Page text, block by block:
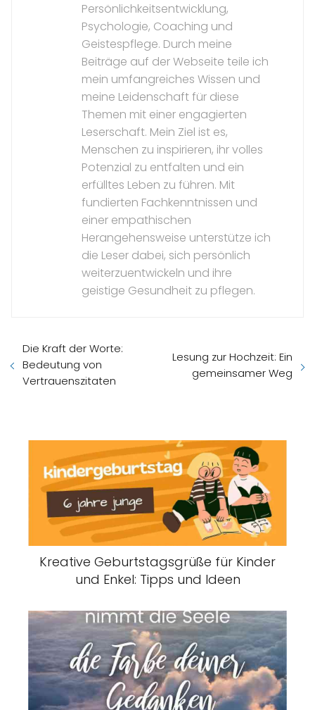
Persönlichkeitsentwicklung,
Psychologie, Coaching und
Geistespflege. Durch meine
Beiträge auf der Webseite teile ich
mein umfangreiches Wissen und
meine Leidenschaft für diese
Themen mit einer engagierten
Leserschaft. Mein Ziel ist es,
Menschen zu inspirieren, ihr volles
Potenzial zu entfalten und ein
erfülltes Leben zu führen. Mit
fundierten Fachkenntnissen und
einer empathischen
Herangehensweise unterstütze ich
die Leser dabei, sich persönlich
weiterzuentwickeln und ihre
geistige Gesundheit zu pflegen.
Die Kraft der Worte:
Bedeutung von
Vertrauenszitaten
Lesung zur Hochzeit: Ein
gemeinsamer Weg
Kreative Geburtstagsgrüße für Kinder
und Enkel: Tipps und Ideen